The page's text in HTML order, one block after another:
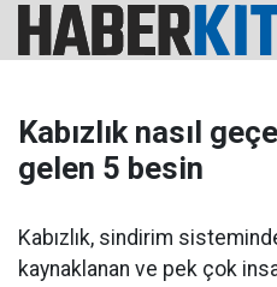
Kabızlık nasıl
gelen 5 besin
Kabızlık, sindirim
kaynaklanan ve pek çok